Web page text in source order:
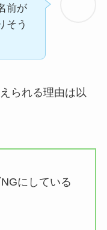
前が
そう
られる理由は以
にしている